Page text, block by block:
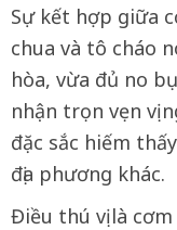
Sự kết hợp giữa
chua và tô cháo
hòa, vừa đủ no
nhận trọn vẹn vị
đặc sắc hiếm
địa phương khác.
Điều thú vị là